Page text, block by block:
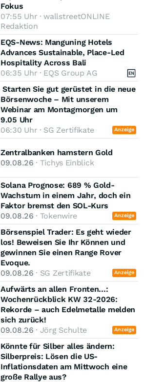
Fokus
07:55 Uhr · wallstreetONLINE
Redaktion
EQS-News: Manguning Hotels
Advances Sustainable, Place-Led
Hospitality Across Bali
06:35 Uhr · EQS Group AG
️ Starten Sie gut gerüstet in die neue
Börsenwoche – Mit unserem
Webinar am Montagmorgen um
9.05 Uhr
06:30 Uhr · SG Zertifikate
Anzeige
Zentralbanken hamstern Gold
09.08.26 · Tichys Einblick
Solana Prognose: 689 % Gold-
Wachstum in einem Jahr, doch ein
Faktor bremst den SOL-Kurs
09.08.26 · Tokenwire Anzeige
Börsenspiel Trader: Es geht wieder
los! Beweisen Sie Ihr Können und
gewinnen Sie einen Range Rover
Evoque.
09.08.26 · SG Zertifikate Anzeige
Aufwärts an allen Fronten...:
Wochenrückblick KW 32-2026:
Rekorde – auch Edelmetalle melden
sich zurück!
09.08.26 · Jörg Schulte Anzeige
Könnte für Silber alles ändern:
Silberpreis: Lösen die US-
Inflationsdaten am Mittwoch eine
große Rallye aus?